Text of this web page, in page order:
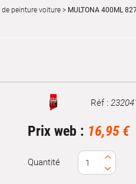
de peinture voiture MULTONA 400ML
Marque Réf :
Prix web : 16,95 €
Quantité